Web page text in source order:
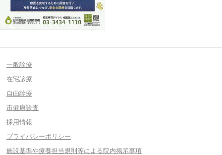
一般診療
在宅診療
自由診療
市健康診査
採用情報
プライバシーポリシー
施設基準や療養担当規則等による院内掲示事項